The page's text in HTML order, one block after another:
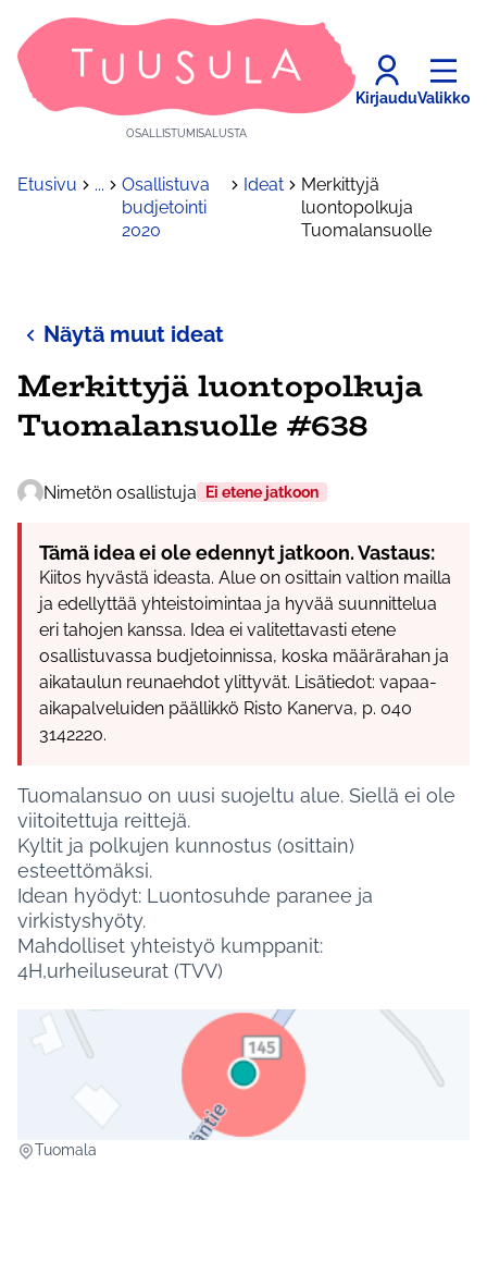
OSALLISTUMISALUSTA
KirjauduValikko
Etusivu ...
Osallistuva
budjetointi
2020
Ideat
Merkittyjä
luontopolkuja
Tuomalansuolle
Näytä muut ideat
Merkittyjä luontopolkuja
Tuomalansuolle #638
Nimetön osallistuja Ei etene jatkoon
Tämä idea ei ole edennyt jatkoon. Vastaus:
Kiitos hyvästä ideasta. Alue on osittain valtion mailla
ja edellyttää yhteistoimintaa ja hyvää suunnittelua
eri tahojen kanssa. Idea ei valitettavasti etene
osallistuvassa budjetoinnissa, koska määrärahan ja
aikataulun reunaehdot ylittyvät. Lisätiedot: vapaa-
aikapalveluiden päällikkö Risto Kanerva, p. 040
3142220.
Tuomalansuo on uusi suojeltu alue. Siellä ei ole
viitoitettuja reittejä.
Kyltit ja polkujen kunnostus (osittain)
esteettömäksi.
Idean hyödyt: Luontosuhde paranee ja
virkistyshyöty.
Mahdolliset yhteistyö kumppanit:
4H,urheiluseurat (TVV)
Tuomala
(Ulkoinen linkki)